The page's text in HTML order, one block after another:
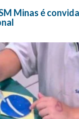
Minas é